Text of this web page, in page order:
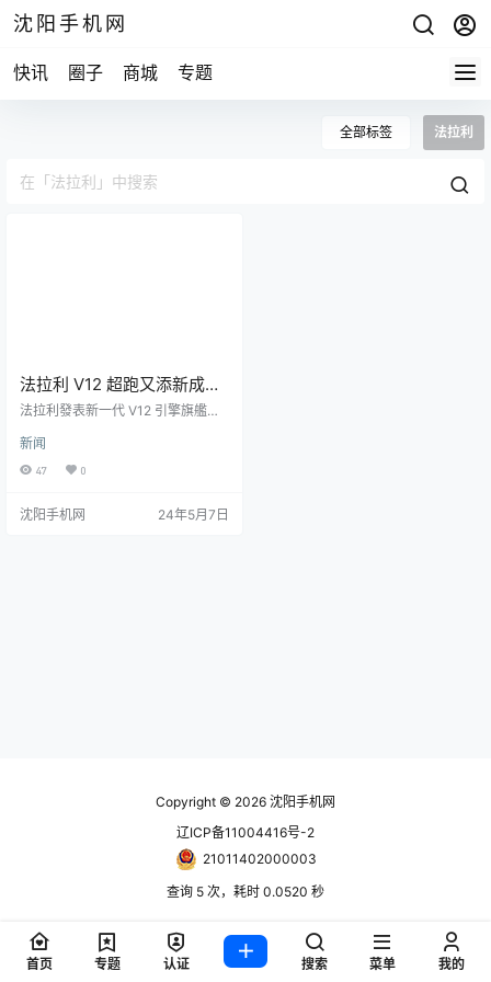
沈阳手机网
快讯 圈子 商城 专题
全部标签 法拉利
法拉利 V12 超跑又添新成
員！12Cilindri 有硬頂及開頂
法拉利發表新一代 V12 引擎旗艦超
中的「12 汽缸」。這款新車將取代
812 車系，採用前置中置 V12 引擎
型。 全新的法拉利 12Cilindri 搭載
新闻
47 0
沈阳手机网 24年5月7日
Copyright © 2026 沈阳手机网
辽ICP备11004416号-2
21011402000003
查询 5 次，耗时 0.0520 秒
首页 专题 认证 搜索 菜单 我的